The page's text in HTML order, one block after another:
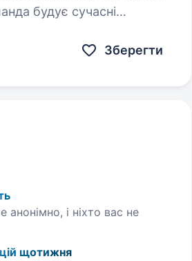
будує сучасні
Зберегти
анонімно, і ніхто вас не
щотижня